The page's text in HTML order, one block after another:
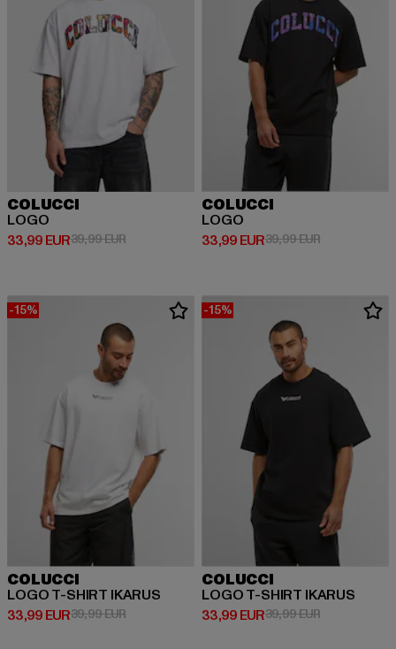
COLUCCI
LOGO
33,99 EUR
Derzeitiger Preis: 33,99 EUR
39,99 EURAktionspreis: 39,99 EUR
COLUCCI
LOGO
33,99 EUR
Derzeitiger Preis: 33,99 EUR
39,99 EURAktionspreis:
-15%
COLUCCI
LOGO T-SHIRT IKARUS
33,99 EUR
Derzeitiger Preis: 33,99 EUR
39,99 EURAktionspreis: 39,99 EUR
-15%
COLUCCI
LOGO T-SHIRT IKARUS
33,99 EUR
Derzeitiger Preis: 33,99 EUR
39,99 EURAktionspreis: